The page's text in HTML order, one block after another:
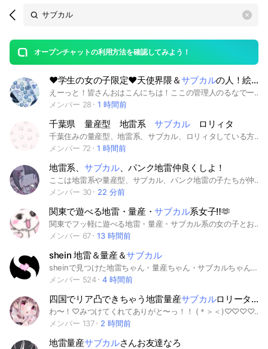
Search
OpenChats
messages
search
area
オープンチャットの利用方法を確認してみよう！
open
♥学生の女の子限定♥天使界隈＆サブカルの人！絵描こ！話そ！遊ぼー！
えーっと！皆さんおはこんにちは！ここの管理人のるなでーす！！ あの！ほんとに！管理人は！すーっごくかまちょです！ 夜中もかまってくれる人がいなきゃ泣きわめきます！！ 夜中も昼も夕方も朝も構ってくれる人募集中です✨️ あと！このオプにはﾘﾝｺﾞに狂った人たちがめちゃくちゃ沢山います🙄 お気をつけてー！ 沢山話しましょー！ オプの名前はこんなですけどほんとにただの雑談オプです！！ サブカルとか天使界隈じゃない人もおいで！ 辛いことがあったら話そ！ 楽しいことがあったら話そ！ なんでも話してよ！ ちなみにここの管理人はかまちょですよ〜！ あ、女性専用です！！ あと高校生までの方限定で、！ ごめんねぇ 〜学生限定について〜 大人になる前までにこのオプに入ってたら居座ってもいいとします😌 〜女性限定について〜 心は女の子なんです、！とかは無しです、自分もトラウマがあってそこは譲れません、ご理解頂けると幸いです、 中で待ってるね！ 初期アイコン❌ 出会い厨❌ #サブカル #天使界隈 #イラスト #女性専用 #雑談 #イラスト #ライブトーク #かわいい #水色
メンバー 28
1 時間前
千葉県 量産型 地雷系サブカルロリィタ
千葉住みの量産型、地雷系、サブカル、ロリィタしている方かもん‼️中学生〜からの学生の方が主に、男性の方は申し訳ないですがお控え願います。
メンバー 72
1 時間前
地雷系、 サブカル、パンク地雷仲良くしよ！
ここは地雷系や量産型、サブカル、パンク地雷の子たちが仲良くするところだよ 主に愛知県生息やその周りの子が集まるところ！ ややアウトドア派のオプ (いつかBBQとか花火大会とかを考えてるタイプ) 今は人数中堅レベルだから話せば何人かは反応してくれるよー 年齢は中学生から30歳までのめあす ※小学生以下は来ないで 性別はなんでも お話したりオフ会したりしよ！ 【ルール】 ・年齢は10代から20代 ・性別はなんでも ・地雷系や量産型、サブカル、パンク地雷の人 ・または目指してるヒト ・リアル⭕️ ・他アプリの繋がり⭕️ ・他者との過度なイチャつき❌←きしょい ・リスカの話❌←ガチきしょい やめろ お前の皮膚を裂いて硫黄かけるよ ・OD等の薬の話❌(普通の薬の話なら⭕️)←お前の指の骨だけ抜くぞ ・出会い厨❌ ・ヤリモク❌ ・乞食❌←慈愛の目で呪詛吐くぞ ・嫌がらせ❌ ・荒らし❌←処理めんどい ・病みアピ❌←ガチきしょい やめろ お前の目をくり抜くぞ くり抜いた空洞に岩塩をゴリッゴリに擦り付けてやる ・他オプの宣伝❌ ・初期アイコン❌(犬とかネコとか人間のやつ) ⚠️ルールを破ったら大抵は2回目(2日目)で強制退会⚠️ ※荒らしや嫌がらせ、ヤリモク、出会い厨は1回目で即OUT #地雷系 #地雷 #量産型 #サブカル #サブカル系 #パンク地雷 #愛知 #愛知県 #静岡 #静岡県 #岐阜 #岐阜県 #名古屋 #名古屋市 #一宮 #一宮市 #豊橋 #豊橋市
メンバー 30
22 分前
関東で遊べる地雷・量産・サブカル系女子‼️🫶
関東でフッ軽に遊べる地雷・量産・サブカル系の女の子とお友達になりたいです><‼️※男の子❌
メンバー 67
13 時間前
shein 地雷＆量産＆サブカル
sheinで見つけた地雷ちゃん・量産ちゃん・サブカルちゃん向けのアイテムを紹介しあう場所(ᐡ•͈ ·̫ •͈ᐡ )。 商品画像と商品情報のスクショで紹介してね♡ 入退室自由🤞 🦋‪マナーは守ってね 🦋‪あくまで紹介し合う場所です。あまりにも目に余る言動や関係ない雑談は控えてね ※勧誘行為などは禁止とさせて頂きます 🦋‪目に余る行為があった場合は対応致します 🙇‍♂️稀に誤タップで退会処置をしてしまうことがあります。すぐに再参加許可しておりますので再度入っていただければと思います💦
メンバー 524
4 時間前
四国でリア凸できちゃう地雷量産サブカルロリータ系統好き中高生さんお話ししよぉ〜（ ; ; ）♡♡
わ〜！♡みつけてくれてありがと〜っ！！ (＊＞＜)♡♡♡♡♡ ここは四国住みの地雷、量産、サブカル、V系、ロリータとか系のお洋服好きな中高生さんといっしょにリア凸とかしてあそびたいな〜って思って作ったおぷだよ〜！！！ 性別は問わないし、ジェンダーレスの子とかも大歓迎！！ ただ『地雷、量産、サブカル、V系、ロリータ系のお洋服が好きな四国住み中高生(←ここ最重要案件!w)』って言う条件だけクリアしてくれたらどんな子でも大丈夫だよー！！ もちろん四国住みなら通信制高校の子も、学校あんまり行けてなくて…って子も大歓迎！！ 『そういう系統のお洋服憧れてるっ！』って子でも全然大丈夫！！これから一緒にかわいく、かっこよくなっていこー！！ (＊＞＜)♡♡ ・中高生以外❌ ・出会い厨❌ ・年齢詐称❌ ・過度な同担拒否❌(強火同担さんとかが居ると自分が嫌な気持ちになったりしちゃうかもだし、トラブルとかなっちゃったりしたら悲しいから、、ごめんね、、😢) ・下心アリアリ❌ ・多様性に理解がない人❌ ・周りの子が嫌な気持ちになるような事をする人❌ ・荒らし❌ ・即抜け❌ ・みんなと仲良く出来ない人❌ 【↓一応主の自己紹介↓】 高知住みの高1女子！ 『のん』っていいます！♡ 女子校民だよ〜〜！ (↪︎だから男の子苦手だけど克服頑張ります（ ; ; ）❤️‍🔥) 主に地雷量産着てる！天使界隈とか水色系統とかサブカルも着るよー！全然スナ系とか清楚系も着るし…基本なんでも着てる！ww 歌い手さんとかアニメとかVtuberさんとかコスプレイヤーさんとか……とにかく2次元寄りの物が大好きー！！ 同担様他担様大歓迎だからたくさん絡も~‼︎♡♡ よろしくね♪♡ ここまで読んでくれてありがとうっ！！ それじゃ〜中で待ってるよ〜！！ また後で！！♡♡ #地雷#地雷系#地雷系女子#地雷女子#地雷系男子#地雷男子#量産#量産型#サブカル#サブカル地雷#天使界隈#水色系統#ロリータ#ロリィタ#ジェンダーレス#トランスジェンダー#中学生#高校生#四国#高知#香川#愛媛#徳島#オタク#ネッ友#ネ友#リア凸
メンバー 137
2 時間前
地雷量産サブカルさんお友達なろ